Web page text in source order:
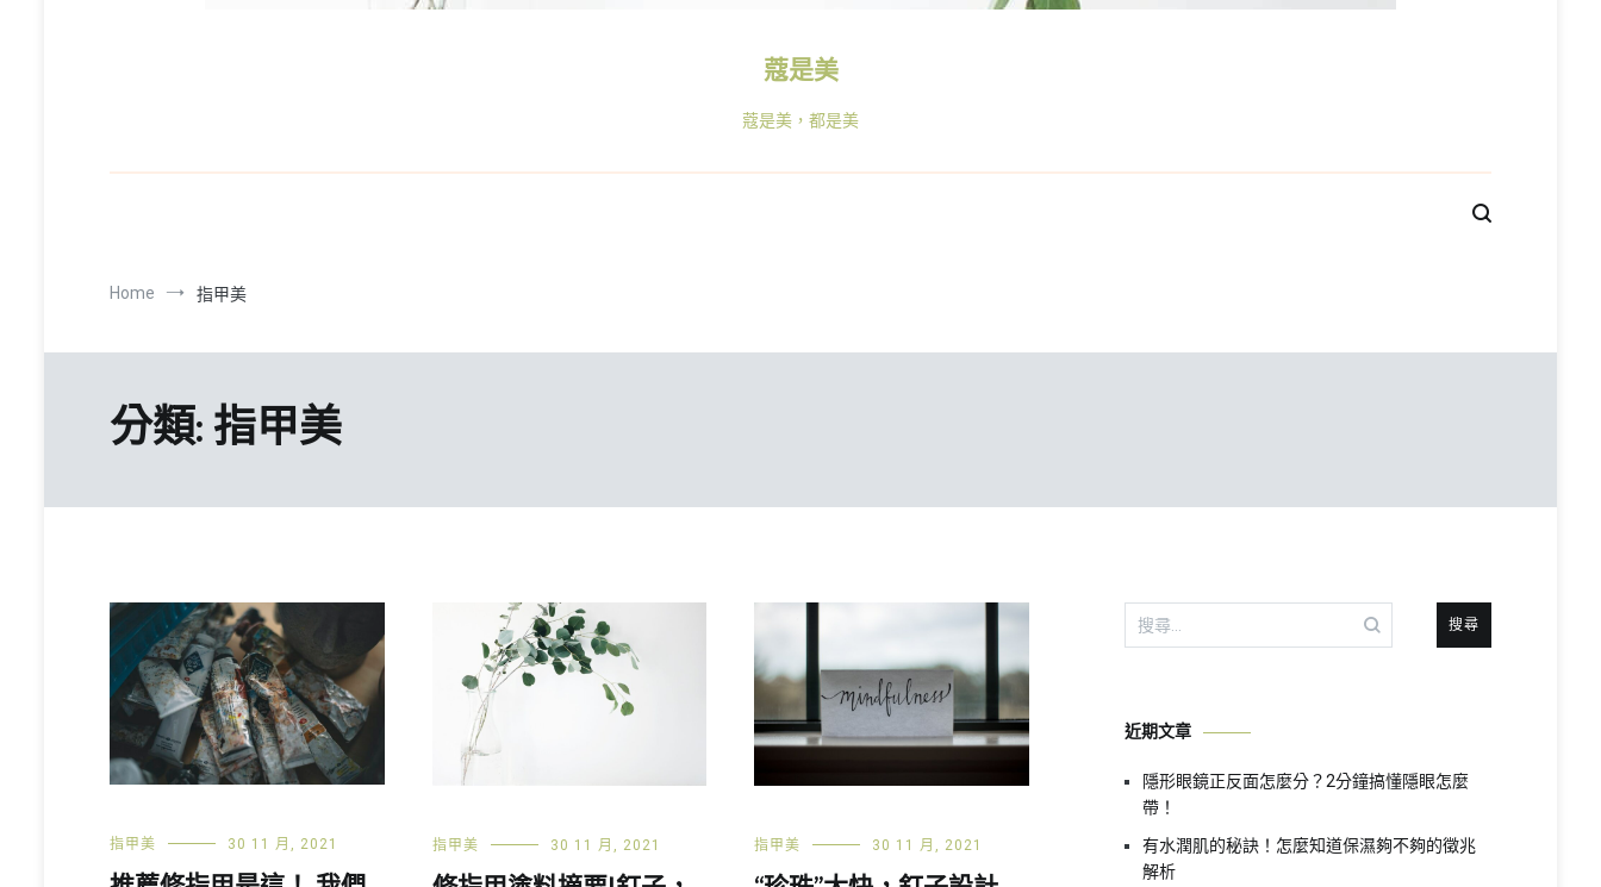
蔻是美
蔻是美，都是美
Home 指甲美
分類:指甲美
指甲美 30 11 月, 2021 指甲美 30 11 月, 2021 指甲美 30 11 月, 2021
搜
尋
字:
近期文章
隱形眼鏡正反面怎麼分？2分鐘搞懂隱眼怎麼
帶！
有水潤肌的秘訣！怎麼知道保濕夠不夠的徵兆
解析